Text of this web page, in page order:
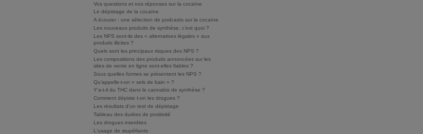
Vos questions et nos réponses sur la cocaïne
Le dépistage de la cocaïne
A écouter : une sélection de podcasts sur la cocaïne
Les nouveaux produits de synthèse, c’est quoi ?
Les NPS sont-ils des « alternatives légales » aux
produits illicites ?
Quels sont les principaux risques des NPS ?
Les compositions des produits annoncées sur les
sites de vente en ligne sont-elles fiables ?
Sous quelles formes se présentent les NPS ?
Qu’appelle-t-on « sels de bain » ?
Y’a-t-il du THC dans le cannabis de synthèse ?
Comment dépiste t-on les drogues ?
Les résultats d'un test de dépistage
Tableau des durées de positivité
Les drogues interdites
L'usage de stupéfiants